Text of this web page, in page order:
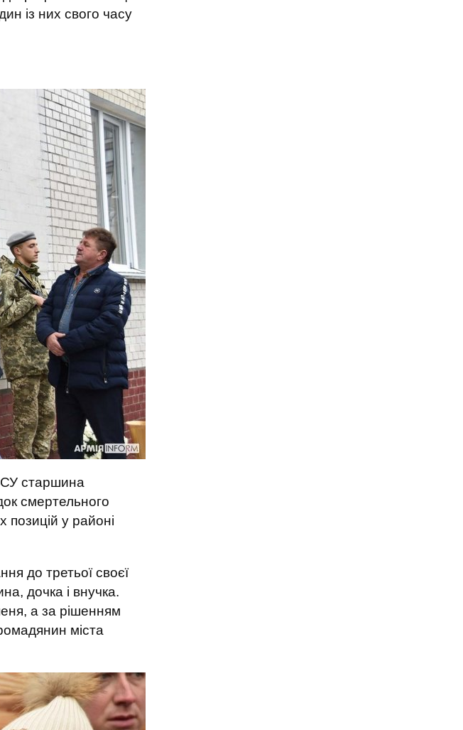
із них свого часу
старшина
смертельного
позицій у районі
до третьої своєї
дочка і внучка.
а за рішенням
міста